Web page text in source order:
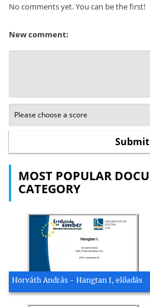
No comments yet. You can be the first!
New comment:
MOST POPULAR
CATEGORY
Horváth András - Hangtan I, előadás